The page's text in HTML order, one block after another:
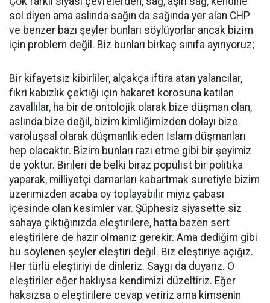
sol diyen ama aslında sağın da sağında yer alan CHP
ve benzer bazı şeyler bunları söylüyorlar ancak bizim
için problem değil. Biz bunları birkaç sınıfa ayırıyoruz;
Bir kifayetsiz kibirliler, alçakça iftira atan yalancılar,
fikri kabızlık çektiği için hakaret korosuna katılan
zavallılar, ha bir de ontolojik olarak bize düşman olan,
aslında bize değil, bizim kimliğimizden dolayı bize
varoluşsal olarak düşmanlık eden İslam düşmanları
hep olacaktır. Bizim bunları razı etme gibi bir şeyimiz
de yoktur. Birileri de belki biraz popülist bir politika
yaparak, milliyetçi damarları kabartmak suretiyle bizim
üzerimizden acaba oy toplayabilir miyiz çabası
içesinde olan kesimler var. Şüphesiz siyasette siz
sahaya çıktığınızda eleştirilere, hatta bazen sert
eleştirilere de hazır olmanız gerekir. Ama dediğim gibi
bu söylenen şeyler eleştiri değil. Biz eleştiriye açığız.
Her türlü eleştiriyi de dinleriz. Saygı da duyarız. O
eleştiriler eğer haklıysa kendimizi düzeltiriz. Eğer
haksızsa o eleştirilere cevap veririz ama kimsenin